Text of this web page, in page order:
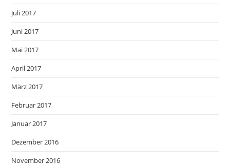
Juli 2017
Juni 2017
Mai 2017
April 2017
März 2017
Februar 2017
Januar 2017
Dezember 2016
November 2016